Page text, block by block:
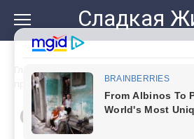
контенту
Сладкая
пробке? Узнаем у специалиста
Стоит ли